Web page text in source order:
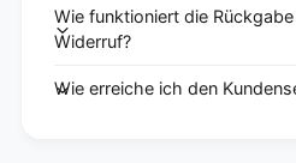
Wie funktioniert die
Widerruf?
Wie erreiche ich den